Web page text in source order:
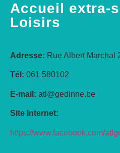
Accueil extra-
Loisirs
Adresse: Rue Albert Marchal
Tél: 061 580102
E-mail: atl@gedinne.be
Site Internet:
https://www.facebook.com/